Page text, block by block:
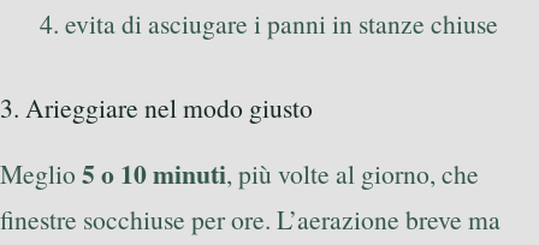
evita di asciugare i panni in stanze chiuse
3. Arieggiare nel modo giusto
Meglio 5 o 10 minuti, più volte al giorno, che
finestre socchiuse per ore. L’aerazione breve ma